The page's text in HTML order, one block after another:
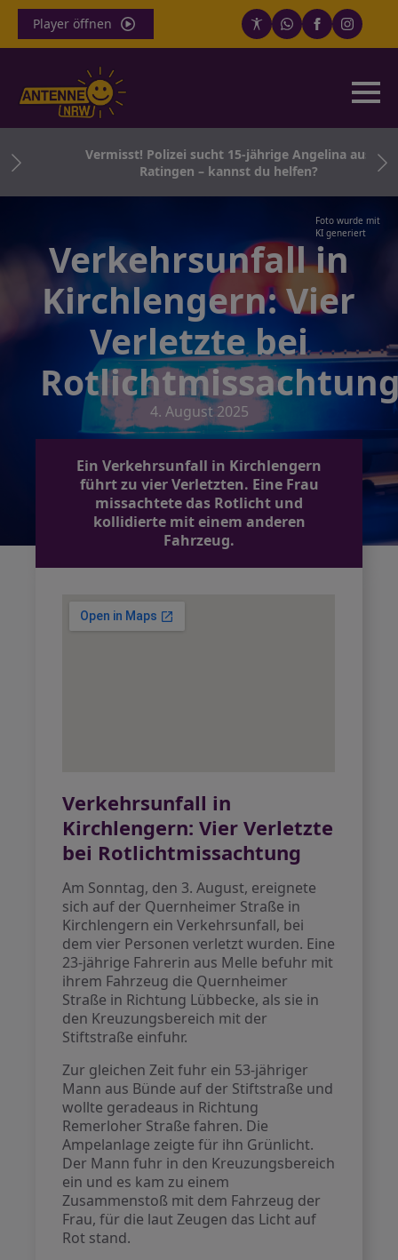
Player öffnen
Vermisst! Polizei sucht 15-jährige Angelina aus
Ratingen – kannst du helfen?
Foto wurde mit
KI generiert
Verkehrsunfall in
Kirchlengern: Vier
Verletzte bei
4. August 2025
Ein Verkehrsunfall in Kirchlengern
führt zu vier Verletzten. Eine Frau
missachtete das Rotlicht und
kollidierte mit einem anderen
Fahrzeug.
Verkehrsunfall in
Kirchlengern: Vier Verletzte
bei Rotlichtmissachtung
Am Sonntag, den 3. August, ereignete
sich auf der Quernheimer Straße in
Kirchlengern ein Verkehrsunfall, bei
dem vier Personen verletzt wurden. Eine
23-jährige Fahrerin aus Melle befuhr mit
ihrem Fahrzeug die Quernheimer
Straße in Richtung Lübbecke, als sie in
den Kreuzungsbereich mit der
Stiftstraße einfuhr.
Zur gleichen Zeit fuhr ein 53-jähriger
Mann aus Bünde auf der Stiftstraße und
wollte geradeaus in Richtung
Remerloher Straße fahren. Die
Ampelanlage zeigte für ihn Grünlicht.
Der Mann fuhr in den Kreuzungsbereich
ein und es kam zu einem
Zusammenstoß mit dem Fahrzeug der
Frau, für die laut Zeugen das Licht auf
Rot stand.